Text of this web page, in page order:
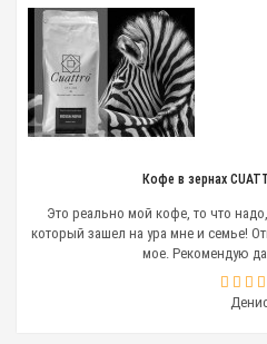
Кофе в зернах
Это реально мой кофе, то что
который зашел на ура мне и семье!
мое. Рекомендую